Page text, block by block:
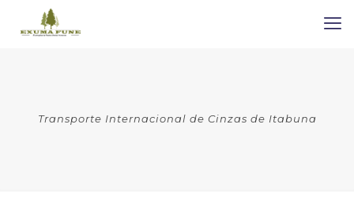
Transporte Internacional de Cinzas de Itabuna